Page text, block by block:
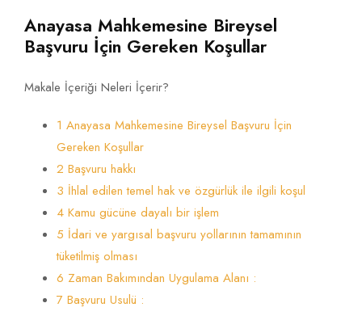
Anayasa Mahkemesine Bireysel
Başvuru İçin Gereken Koşullar
Makale İçeriği Neleri İçerir?
1 Anayasa Mahkemesine Bireysel Başvuru İçin
Gereken Koşullar
2 Başvuru hakkı
3 İhlal edilen temel hak ve özgürlük ile ilgili koşul
4 Kamu gücüne dayalı bir işlem
5 İdari ve yargısal başvuru yollarının tamamının
tüketilmiş olması
6 Zaman Bakımından Uygulama Alanı :
7 Başvuru Usulü :